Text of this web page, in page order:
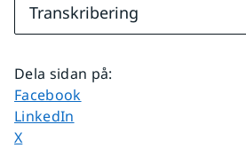
Transkribering
Dela sidan på:
Dela sidan på
Facebook
Dela sidan på
LinkedIn
Dela sidan på
X